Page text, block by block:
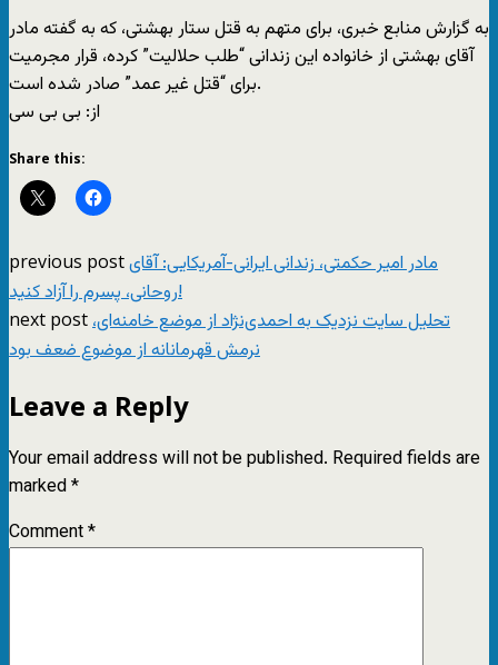
به گزارش منابع خبری، برای متهم به قتل ستار بهشتی، که به گفته مادر
آقای بهشتی از خانواده این زندانی “طلب حلالیت” کرده، قرار مجرمیت
برای “قتل غیر عمد” صادر شده است.
از: بی بی سی
Share this:
previous postمادر امیر حکمتی، زندانی ایرانی‌-آمریکایی: آقای
روحانی، پسرم را آزاد کنید!
next postتحلیل سایت نزدیک به احمدی‌نژاد از موضع خامنه‌ای،
نرمش قهرمانانه از موضوع ضعف بود
Leave a Reply
Your email address will not be published. Required fields are
marked*
Comment*